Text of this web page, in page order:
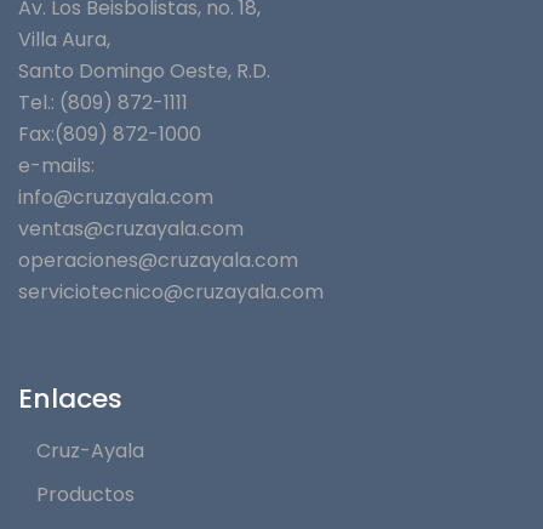
Av. Los Beisbolistas, no. 18,
Villa Aura,
Santo Domingo Oeste, R.D.
Tel.: (809) 872-1111
Fax:(809) 872-1000
e-mails:
info@cruzayala.com
ventas@cruzayala.com
operaciones@cruzayala.com
serviciotecnico@cruzayala.com
Enlaces
Cruz-Ayala
Productos